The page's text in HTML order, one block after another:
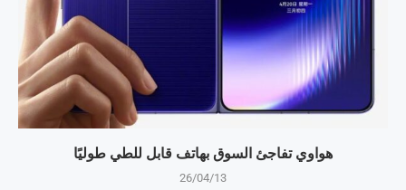
هواوي تفاجئ السوق بهاتف قابل للطي طوليًا
26/04/13